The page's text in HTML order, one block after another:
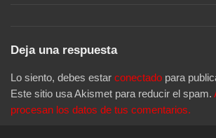
Deja una respuesta
Lo siento, debes estar conectado para
Este sitio usa Akismet para reducir el spam.
procesan los datos de tus comentarios.